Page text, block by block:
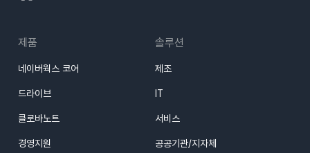
제품
네이버웍스 코어
드라이브
클로바노트
경영지원
솔루션
제조
IT
서비스
공공기관/지자체